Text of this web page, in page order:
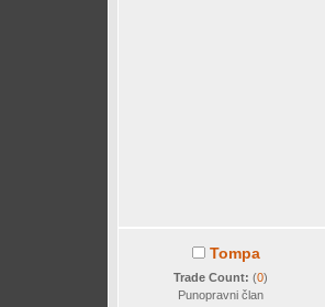
Tompa
Trade Count: (0)
Punopravni član